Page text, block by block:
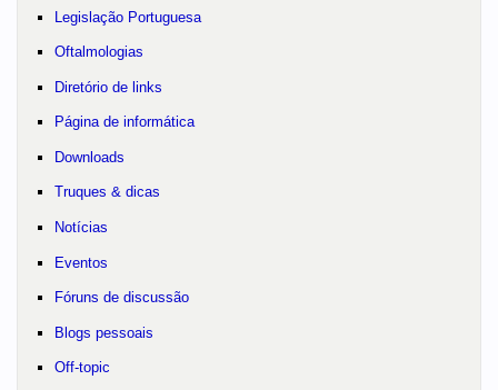
Legislação Portuguesa
Oftalmologias
Diretório de links
Página de informática
Downloads
Truques & dicas
Notícias
Eventos
Fóruns de discussão
Blogs pessoais
Off-topic